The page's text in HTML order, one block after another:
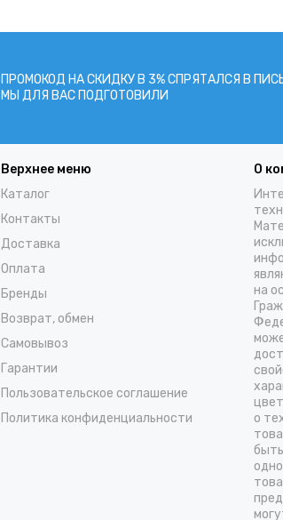
ПРОМОКОД НА СКИДКУ В 3% СПРЯТАЛСЯ В
МЫ ДЛЯ ВАС ПОДГОТОВИЛИ
Верхнее меню
Каталог
Контакты
Доставка
Оплата
Бренды
Возврат, обмен
Самовывоз
Гарантии
Пользовательское соглашение
Политика конфиденциальности
О
на
о